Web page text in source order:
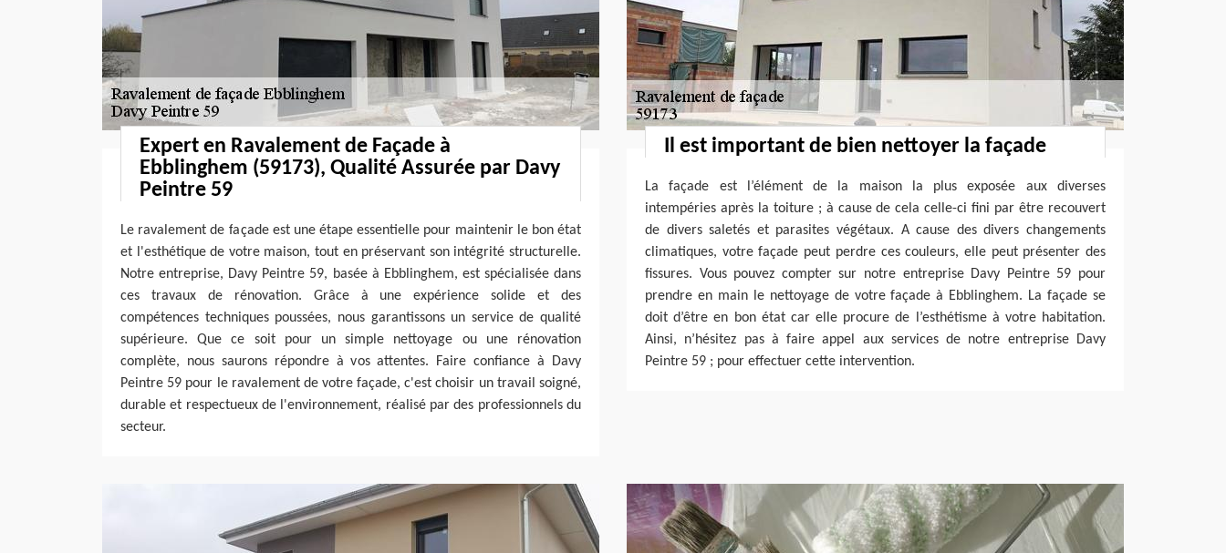
Expert en Ravalement de Façade à
Ebblinghem (59173), Qualité Assurée par Davy
Peintre 59
Le ravalement de façade est une étape essentielle pour maintenir le bon état
et l'esthétique de votre maison, tout en préservant son intégrité structurelle.
Notre entreprise, Davy Peintre 59, basée à Ebblinghem, est spécialisée dans
ces travaux de rénovation. Grâce à une expérience solide et des
compétences techniques poussées, nous garantissons un service de qualité
supérieure. Que ce soit pour un simple nettoyage ou une rénovation
complète, nous saurons répondre à vos attentes. Faire confiance à Davy
Peintre 59 pour le ravalement de votre façade, c'est choisir un travail soigné,
durable et respectueux de l'environnement, réalisé par des professionnels du
secteur.
Il est important de bien nettoyer la façade
La façade est l’élément de la maison la plus exposée aux diverses
intempéries après la toiture ; à cause de cela celle-ci fini par être recouvert
de divers saletés et parasites végétaux. A cause des divers changements
climatiques, votre façade peut perdre ces couleurs, elle peut présenter des
fissures. Vous pouvez compter sur notre entreprise Davy Peintre 59 pour
prendre en main le nettoyage de votre façade à Ebblinghem. La façade se
doit d’être en bon état car elle procure de l’esthétisme à votre habitation.
Ainsi, n’hésitez pas à faire appel aux services de notre entreprise Davy
Peintre 59 ; pour effectuer cette intervention.